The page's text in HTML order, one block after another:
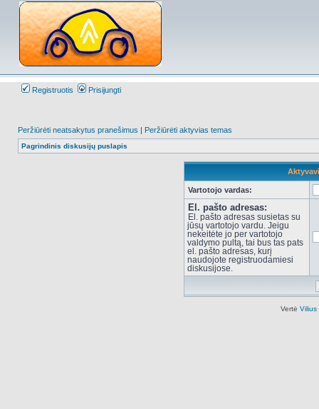
Registruotis Prisijungti
Peržiūrėti neatsakytus pranešimus | Peržiūrėti aktyvias temas
Pagrindinis diskusijų puslapis
Vartotojo vardas:
El. pašto adresas:
El. pašto adresas susietas su
jūsų vartotojo vardu. Jeigu
nekeitėte jo per vartotojo
valdymo pultą, tai bus tas pats
el. pašto adresas, kurį
naudojote registruodamiesi
diskusijose.
Vertė Vilius